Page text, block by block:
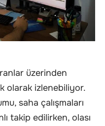
üzerinden
olarak izlenebiliyor.
saha çalışmaları
takip edilirken, olası